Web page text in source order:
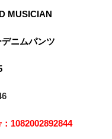
MUSICIAN
ニムパンツ
1082002892844